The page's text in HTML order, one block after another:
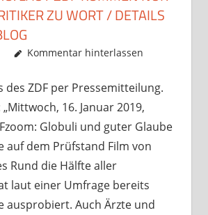
ZU WORT / DETAILS
Christian J. Becker
Allgemein
Kommentar hinterlassen
des ZDF per Pressemitteilung.
16. Januar 2019,
Globuli und guter Glaube
auf dem Prüfstand Film von
Rund die Hälfte aller
laut einer Umfrage bereits
ausprobiert. Auch Ärzte und